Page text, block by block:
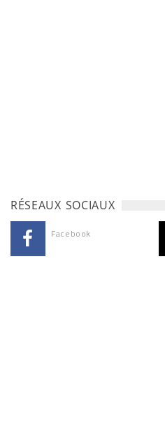
RÉSEAUX SOCIAUX
Facebook